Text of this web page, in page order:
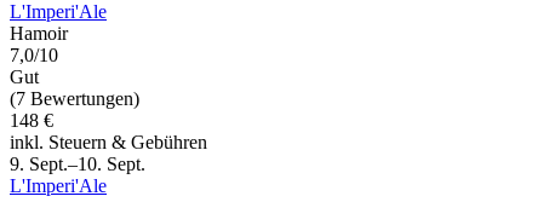
L'Imperi'Ale
Hamoir
7,0/10
Gut
(7 Bewertungen)
148 €
inkl. Steuern & Gebühren
9. Sept.–10. Sept.
L'Imperi'Ale